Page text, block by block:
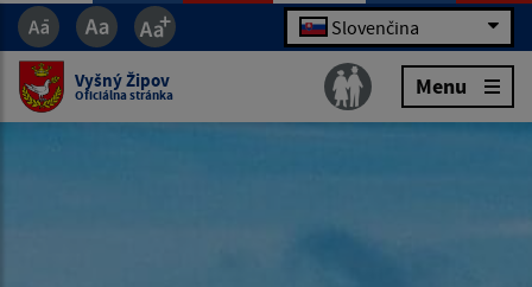
Slovenčina
Vyšný Žipov
Oficiálna stránka Menu